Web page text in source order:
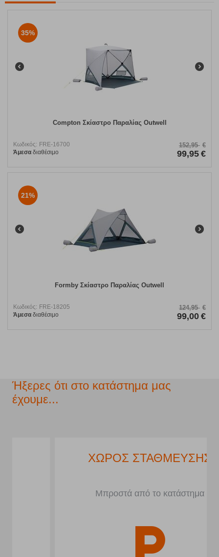
35%
Compton Σκίαστρο Παραλίας Outwell
Κωδικός: FRE-16700
Άμεσα διαθέσιμο
152,95 €
99,95 €
21%
Formby Σκίαστρο Παραλίας Outwell
Κωδικός: FRE-18205
Άμεσα διαθέσιμο
124,95 €
99,00 €
Ήξερες ότι στο κατάστημα μας
έχουμε...
ΧΩΡΟΣ ΣΤΑΘΜΕΥΣΗΣ
Μπροστά από το κατάστημα